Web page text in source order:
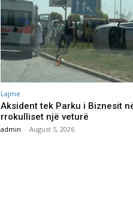
Lajme
Aksident tek Parku i Biznesit
rrokulliset një veturë
admin - August 5, 2026